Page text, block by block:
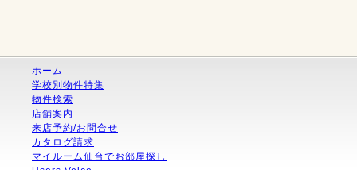
ホーム
学校別物件特集
物件検索
店舗案内
来店予約/お問合せ
カタログ請求
マイルーム仙台でお部屋探し